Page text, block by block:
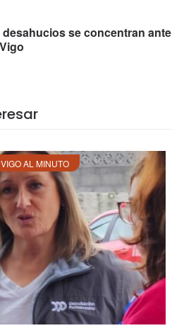
se concentran ante
VIGO AL MINUTO